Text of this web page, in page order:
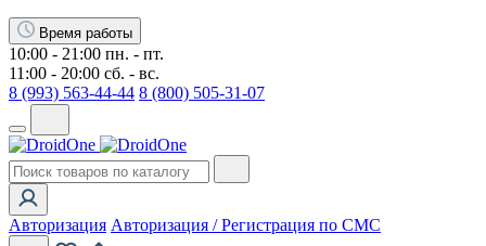
Время работы
10:00 - 21:00 пн. - пт.
11:00 - 20:00 сб. - вс.
8 (993) 563-44-44 8 (800) 505-31-07
Авторизация Авторизация / Регистрация по СМС